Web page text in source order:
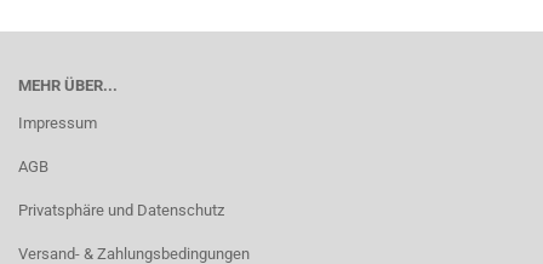
MEHR ÜBER...
Impressum
AGB
Privatsphäre und Datenschutz
Versand- & Zahlungsbedingungen